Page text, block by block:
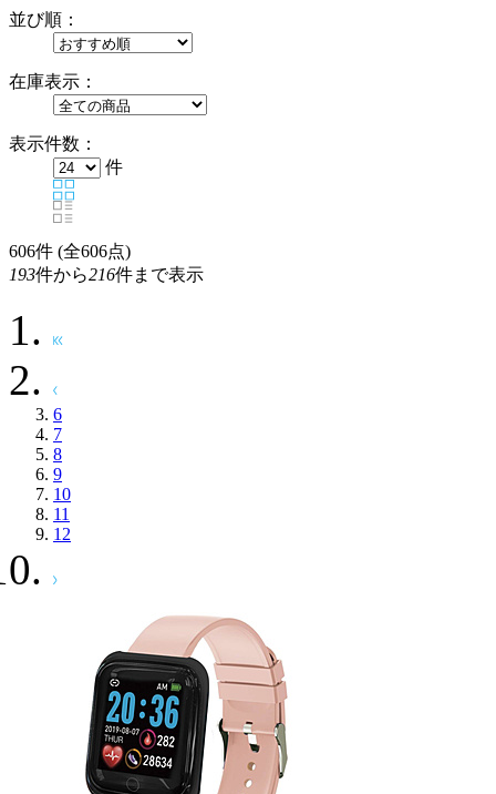
並び順：
在庫表示：
表示件数：
件
606件 (全606点)
193件から216件まで表示
6
7
8
9
10
11
12